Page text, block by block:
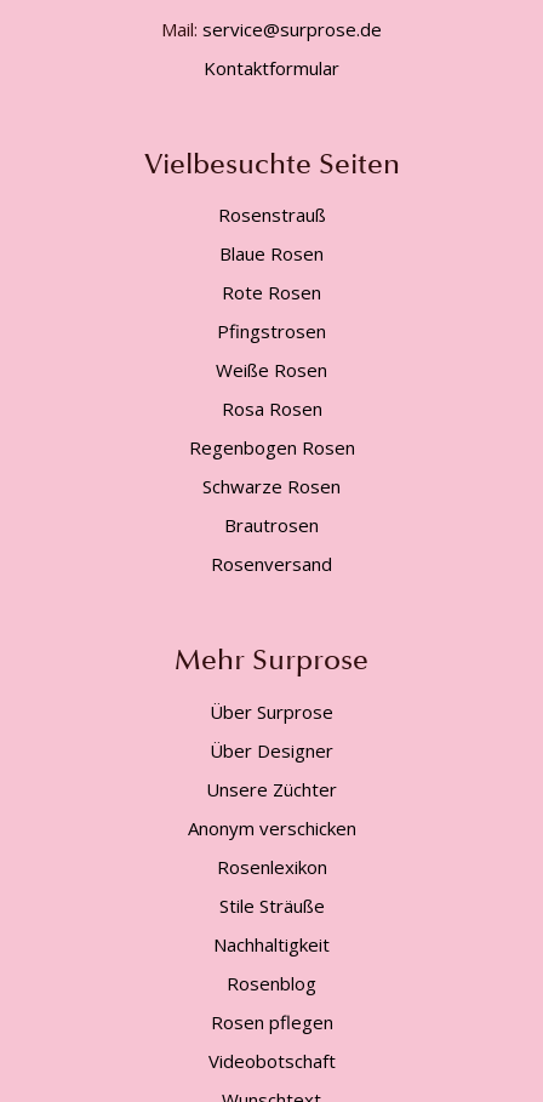
Mail: service@surprose.de
Kontaktformular
Vielbesuchte Seiten
Rosenstrauß
Blaue Rosen
Rote Rosen
Pfingstrosen
Weiße Rosen
Rosa Rosen
Regenbogen Rosen
Schwarze Rosen
Brautrosen
Rosenversand
Mehr Surprose
Über Surprose
Über Designer
Unsere Züchter
Anonym verschicken
Rosenlexikon
Stile Sträuße
Nachhaltigkeit
Rosenblog
Rosen pflegen
Videobotschaft